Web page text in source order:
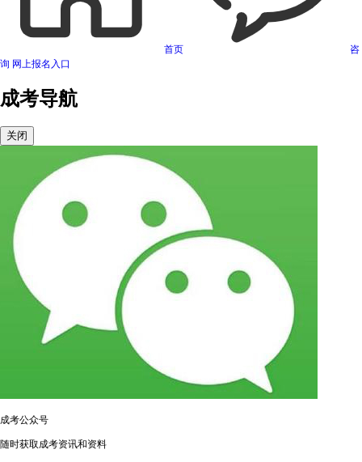
首页
咨
询 网上报名入口
成考导航
关闭
成考公众号
随时获取成考资讯和资料